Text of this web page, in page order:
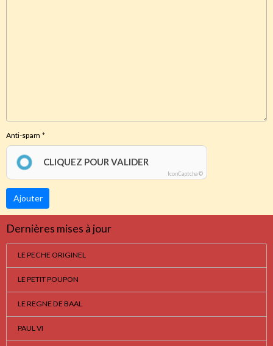
Anti-spam
CLIQUEZ POUR VALIDER
IconCaptcha ©
Ajouter
Dernières mises à jour
LE PECHE ORIGINEL
LE PETIT POUPON
LE REGNE DE BAAL
PAUL VI